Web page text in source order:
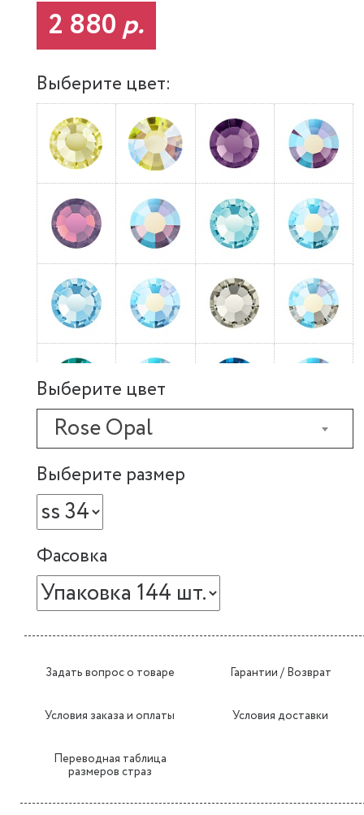
2 880р.
Выберите цвет:
Выберите цвет
Rose Opal
Выберите размер
Фасовка
Задать вопрос о товаре Гарантии / Возврат
Условия заказа и оплаты Условия доставки
Переводная таблица
размеров страз